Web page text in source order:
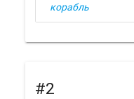
корабль
#2